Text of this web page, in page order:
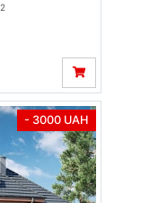
2
- 3000 UAH